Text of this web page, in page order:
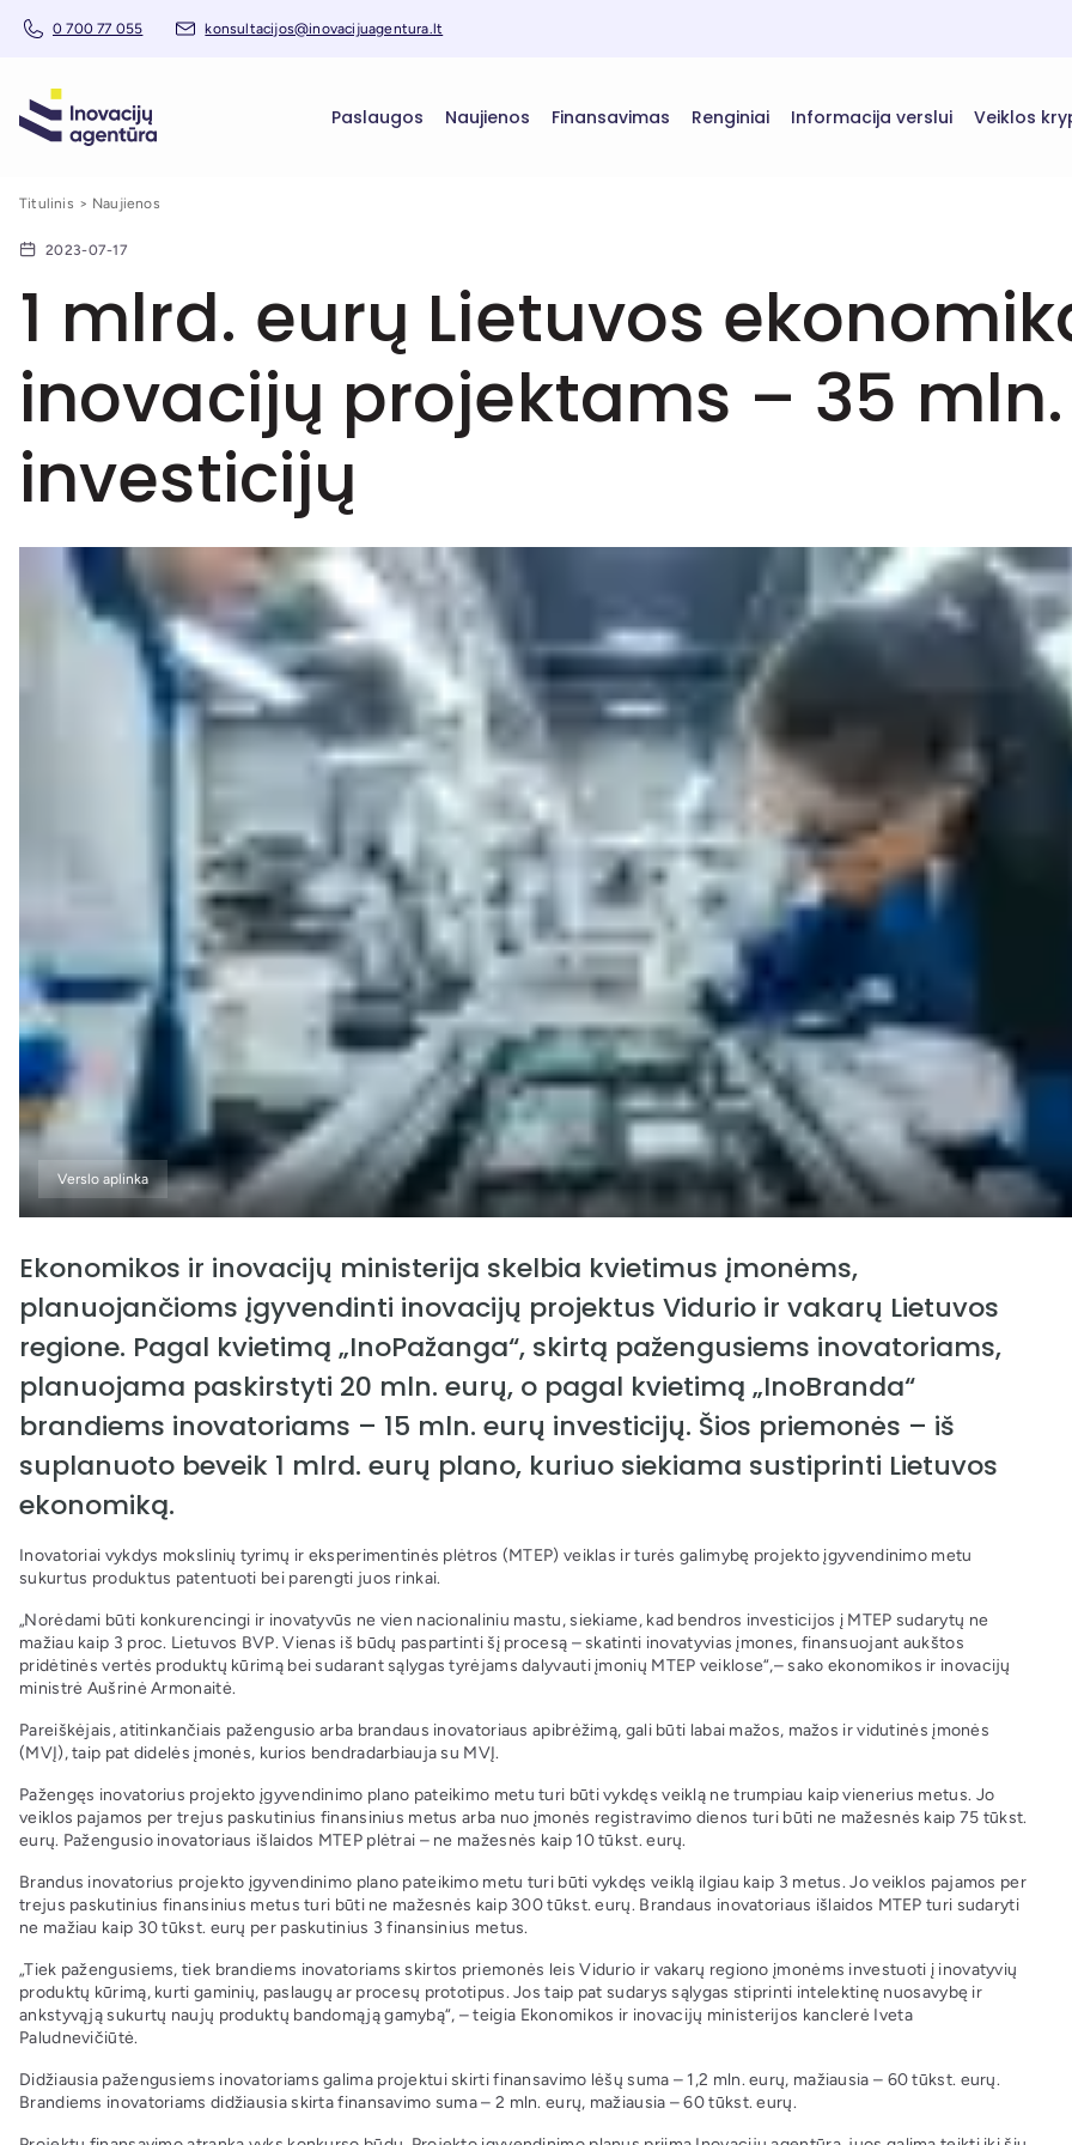
0 700 77 055 konsultacijos@inovacijuagentura.lt
Paslaugos Naujienos Finansavimas Renginiai Informacija verslui Veiklos
Titulinis Naujienos
2023-07-17
1 mlrd. eurų Lietuvos
inovacijų projektams – 35
investicijų
Verslo aplinka
Ekonomikos ir inovacijų ministerija skelbia kvietimus įmonėms,
planuojančioms įgyvendinti inovacijų projektus Vidurio ir vakarų Lietuvos
regione. Pagal kvietimą „InoPažanga“, skirtą pažengusiems inovatoriams,
planuojama paskirstyti 20 mln. eurų, o pagal kvietimą „InoBranda“
brandiems inovatoriams – 15 mln. eurų investicijų. Šios priemonės – iš
suplanuoto beveik 1 mlrd. eurų plano, kuriuo siekiama sustiprinti Lietuvos
ekonomiką.
Inovatoriai vykdys mokslinių tyrimų ir eksperimentinės plėtros (MTEP) veiklas ir turės galimybę projekto įgyvendinimo metu
sukurtus produktus patentuoti bei parengti juos rinkai.
„Norėdami būti konkurencingi ir inovatyvūs ne vien nacionaliniu mastu, siekiame, kad bendros investicijos į MTEP sudarytų ne
mažiau kaip 3 proc. Lietuvos BVP. Vienas iš būdų paspartinti šį procesą – skatinti inovatyvias įmones, finansuojant aukštos
pridėtinės vertės produktų kūrimą bei sudarant sąlygas tyrėjams dalyvauti įmonių MTEP veiklose“,– sako ekonomikos ir inovacijų
ministrė Aušrinė Armonaitė.
Pareiškėjais, atitinkančiais pažengusio arba brandaus inovatoriaus apibrėžimą, gali būti labai mažos, mažos ir vidutinės įmonės
(MVĮ), taip pat didelės įmonės, kurios bendradarbiauja su MVĮ.
Pažengęs inovatorius projekto įgyvendinimo plano pateikimo metu turi būti vykdęs veiklą ne trumpiau kaip vienerius metus. Jo
veiklos pajamos per trejus paskutinius finansinius metus arba nuo įmonės registravimo dienos turi būti ne mažesnės kaip 75 tūkst.
eurų. Pažengusio inovatoriaus išlaidos MTEP plėtrai – ne mažesnės kaip 10 tūkst. eurų.
Brandus inovatorius projekto įgyvendinimo plano pateikimo metu turi būti vykdęs veiklą ilgiau kaip 3 metus. Jo veiklos pajamos per
trejus paskutinius finansinius metus turi būti ne mažesnės kaip 300 tūkst. eurų. Brandaus inovatoriaus išlaidos MTEP turi sudaryti
ne mažiau kaip 30 tūkst. eurų per paskutinius 3 finansinius metus.
„Tiek pažengusiems, tiek brandiems inovatoriams skirtos priemonės leis Vidurio ir vakarų regiono įmonėms investuoti į inovatyvių
produktų kūrimą, kurti gaminių, paslaugų ar procesų prototipus. Jos taip pat sudarys sąlygas stiprinti intelektinę nuosavybę ir
ankstyvąją sukurtų naujų produktų bandomąją gamybą“, – teigia Ekonomikos ir inovacijų ministerijos kanclerė Iveta
Paludnevičiūtė.
Didžiausia pažengusiems inovatoriams galima projektui skirti finansavimo lėšų suma – 1,2 mln. eurų, mažiausia – 60 tūkst. eurų.
Brandiems inovatoriams didžiausia skirta finansavimo suma – 2 mln. eurų, mažiausia – 60 tūkst. eurų.